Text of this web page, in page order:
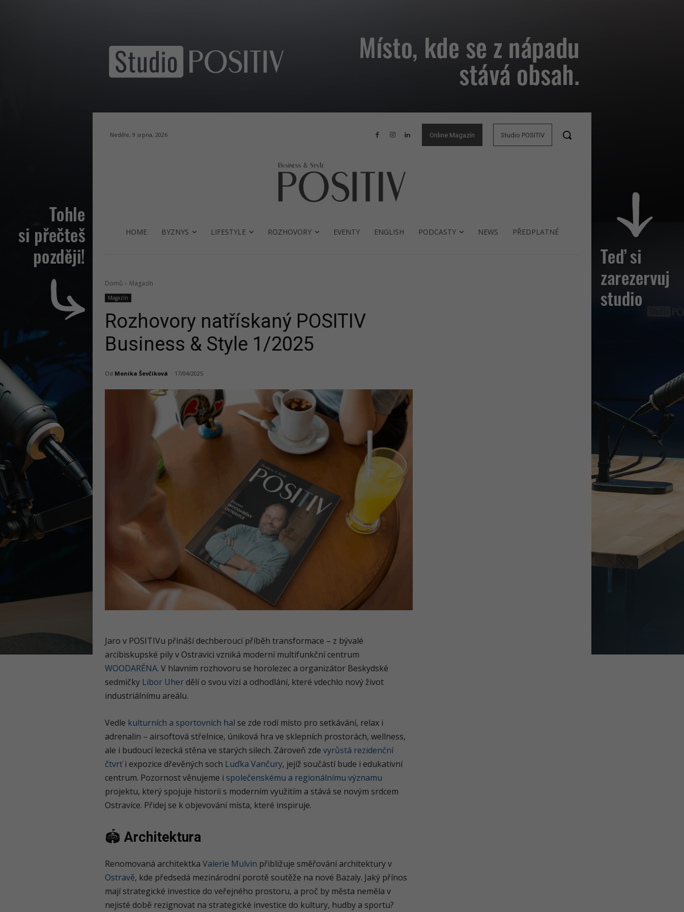
Neděle, 9 srpna, 2026 Online Magazín Studio POSITIV
HOME BYZNYS LIFESTYLE ROZHOVORY EVENTY ENGLISH PODCASTY NEWS PŘEDPLATNÉ
Domů Magazín
Magazín
Rozhovory natřískaný POSITIV
Business & Style 1/2025
Od Monika Ševčíková 17/04/2025
Jaro v POSITIVu přináší dechberoucí příběh transformace – z bývalé
arcibiskupské pily v Ostravici vzniká moderní multifunkční centrum
WOODARÉNA. V hlavním rozhovoru se horolezec a organizátor Beskydské
sedmičky Libor Uher dělí o svou vizi a odhodlání, které vdechlo nový život
industriálnímu areálu.
Vedle kulturních a sportovních hal se zde rodí místo pro setkávání, relax i
adrenalin – airsoftová střelnice, úniková hra ve sklepních prostorách, wellness,
ale i budoucí lezecká stěna ve starých silech. Zároveň zde vyrůstá rezidenční
čtvrťi expozice dřevěných soch Luďka Vančury, jejíž součástí bude i edukativní
centrum. Pozornost věnujeme i společenskému a regionálnímu významu
projektu, který spojuje historii s moderním využitím a stává se novým srdcem
Ostravice. Přidej se k objevování místa, které inspiruje.
🏟 Architektura
Renomovaná architektka Valerie Mulvin přibližuje směřování architektury v
Ostravě, kde předsedá mezinárodní porotě soutěže na nové Bazaly. Jaký přínos
mají strategické investice do veřejného prostoru, a proč by města neměla v
nejisté době rezignovat na strategické investice do kultury, hudby a sportu?